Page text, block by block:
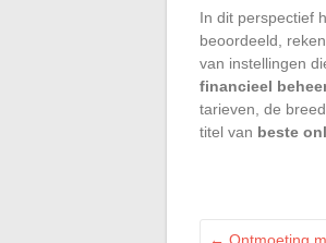
In dit perspectief
beoordeeld,
van instellingen
financieel
tarieven, de
titel van beste
← Ontmoeting